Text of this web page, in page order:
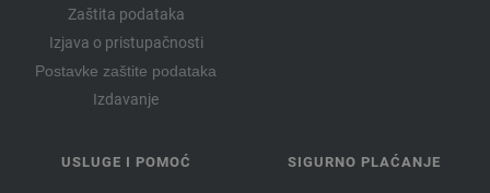
Zaštita podataka
Izjava o pristupačnosti
Postavke zaštite podataka
Izdavanje
USLUGE I POMOĆ SIGURNO PLAĆANJE